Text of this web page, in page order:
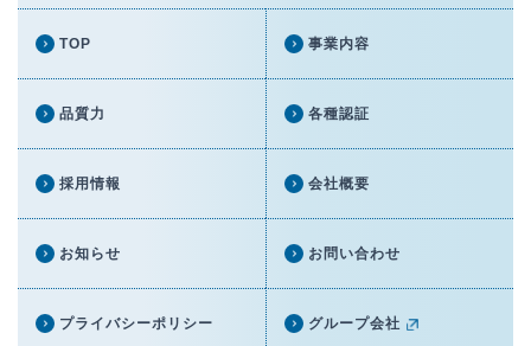
TOP 事業内容
品質力 各種認証
採用情報 会社概要
お知らせ お問い合わせ
プライバシーポリシー グループ会社